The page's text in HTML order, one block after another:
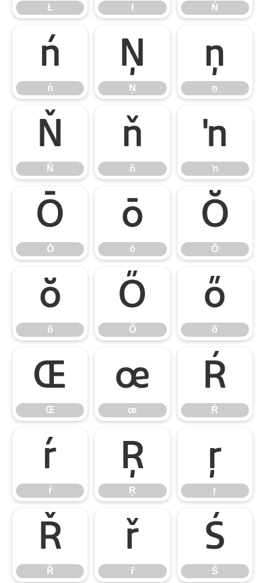
Ł ł Ń
ń
ń
Ņ
Ņ
ņ
ņ
Ň
Ň
ň
ň
ŉ
ŉ
Ō
Ō
ō
ō
Ŏ
Ŏ
ŏ
ŏ
Ő
Ő
ő
ő
Œ
Œ
œ
œ
Ŕ
Ŕ
ŕ
ŕ
Ŗ
Ŗ
ŗ
ŗ
Ř
Ř
ř
ř
Ś
Ś